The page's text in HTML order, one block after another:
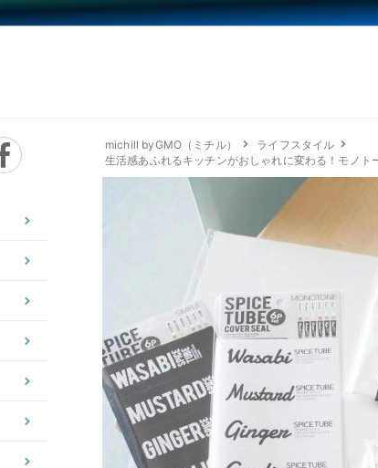
michill byGMO（ミチル）
ライフスタイル
生活感あふれるキッチンがおしゃれに変わる！モノト